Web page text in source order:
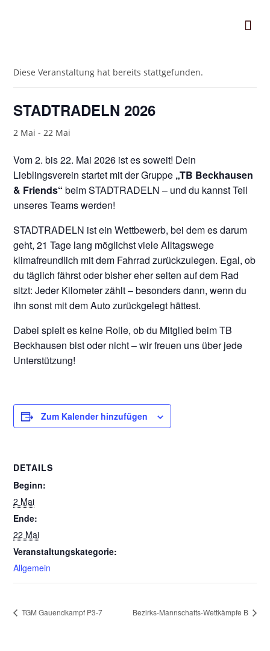
Diese Veranstaltung hat bereits stattgefunden.
STADTRADELN 2026
2 Mai -22 Mai
Vom 2. bis 22. Mai 2026 ist es soweit! Dein
Lieblingsverein startet mit der Gruppe „TB Beckhausen
& Friends“ beimSTADTRADELN – und du kannst Teil
unseres Teams werden!
STADTRADELN ist ein Wettbewerb, bei dem es darum
geht, 21 Tage lang möglichst viele Alltagswege
klimafreundlich mit dem Fahrrad zurückzulegen. Egal, ob
du täglich fährst oder bisher eher selten auf dem Rad
sitzt: Jeder Kilometer zählt – besonders dann, wenn du
ihn sonst mit dem Auto zurückgelegt hättest.
Dabei spielt es keine Rolle, ob du Mitglied beim TB
Beckhausen bist oder nicht – wir freuen uns über jede
Unterstützung!
Zum Kalender hinzufügen
DETAILS
Beginn:
2 Mai
Ende:
22 Mai
Veranstaltungskategorie:
Allgemein
TGM Gauendkampf P3-7 Bezirks-Mannschafts-Wettkämpfe B